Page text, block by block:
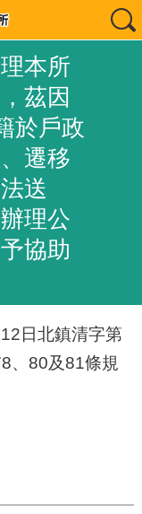
本所
茲因
於戶政
遷移
送
理公
協助
日北鎮清字第
、80及81條規